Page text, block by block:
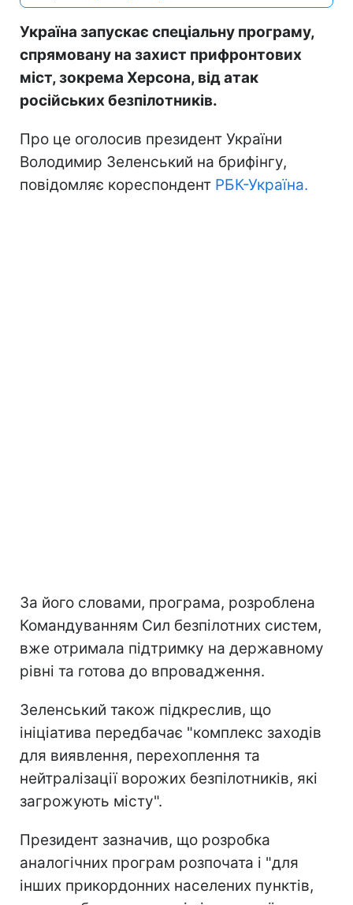
Україна запускає спеціальну програму,
спрямовану на захист прифронтових
міст, зокрема Херсона, від атак
російських безпілотників.
Про це оголосив президент України
Володимир Зеленський на брифінгу,
повідомляє кореспондент РБК-Україна.
За його словами, програма, розроблена
Командуванням Сил безпілотних систем,
вже отримала підтримку на державному
рівні та готова до впровадження.
Зеленський також підкреслив, що
ініціатива передбачає "комплекс заходів
для виявлення, перехоплення та
нейтралізації ворожих безпілотників, які
загрожують місту".
Президент зазначив, що розробка
аналогічних програм розпочата і "для
інших прикордонних населених пунктів,